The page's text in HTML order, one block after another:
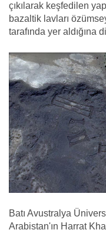
çıkılarak keşfedilen
bazaltik lavları
tarafında yer aldığına
Batı Avustralya
Arabistan'ın Harrat